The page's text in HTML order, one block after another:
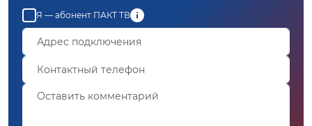
Я — абонент ПАКТ ТВ